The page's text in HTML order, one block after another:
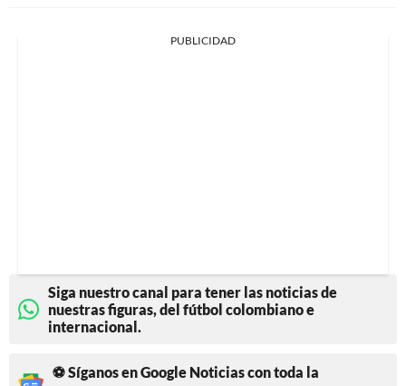
PUBLICIDAD
Siga nuestro canal para tener las noticias de
nuestras figuras, del fútbol colombiano e
internacional.
⚽ Síganos en Google Noticias con toda la